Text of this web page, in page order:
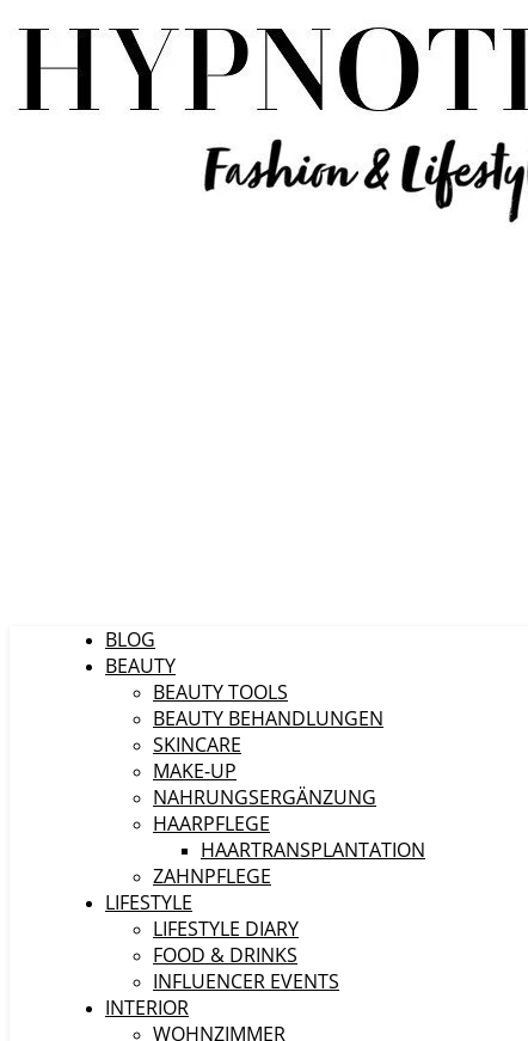
BLOG
BEAUTY
BEAUTY TOOLS
BEAUTY BEHANDLUNGEN
SKINCARE
MAKE-UP
NAHRUNGSERGÄNZUNG
HAARPFLEGE
HAARTRANSPLANTATION
ZAHNPFLEGE
LIFESTYLE
LIFESTYLE DIARY
FOOD & DRINKS
INFLUENCER EVENTS
INTERIOR
WOHNZIMMER